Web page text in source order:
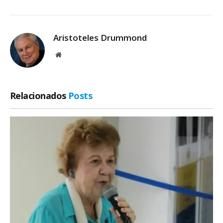
Aristoteles Drummond
Site
Relacionados Posts